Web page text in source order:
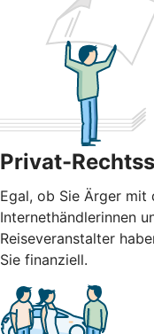
Privat-
Egal, ob Sie Ärger mit
Internethändlerinnen
Reiseveranstalter
Sie finanziell.